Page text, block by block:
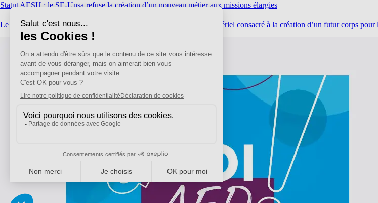
Statut AESH : le SE-Unsa refuse la création d’un nouveau métier aux missions élargies
Le SE-Unsa a participé ce lundi au deuxième groupe de travail ministériel consacré à la création d’un futur corps